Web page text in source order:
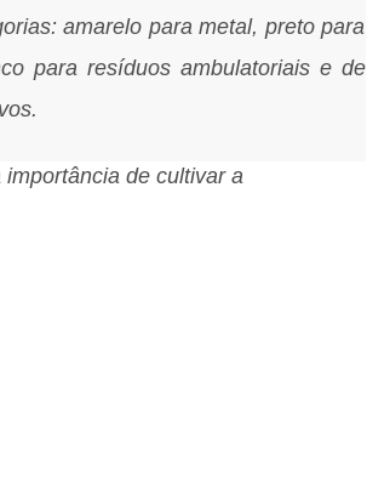
amarelo para metal, preto para
para resíduos ambulatoriais e de